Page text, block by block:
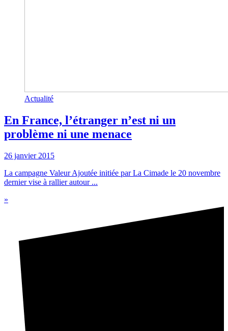
Actualité
En France, l’étranger n’est ni un
problème ni une menace
26 janvier 2015
La campagne Valeur Ajoutée initiée par La Cimade le 20 novembre
dernier vise à rallier autour ...
»